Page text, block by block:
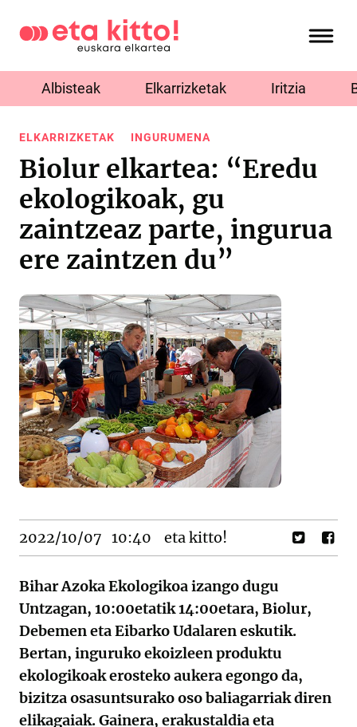
Albisteak Elkarrizketak Iritzia
ELKARRIZKETAK INGURUMENA
Biolur elkartea: “Eredu
ekologikoak, gu
zaintzeaz parte, ingurua
ere zaintzen du”
2022/10/07 10:40 eta kitto!
Bihar Azoka Ekologikoa izango dugu
Untzagan, 10:00etatik 14:00etara, Biolur,
Debemen eta Eibarko Udalaren eskutik.
Bertan, inguruko ekoizleen produktu
ekologikoak erosteko aukera egongo da,
bizitza osasuntsurako oso baliagarriak diren
elikagaiak. Gainera, erakustaldia eta